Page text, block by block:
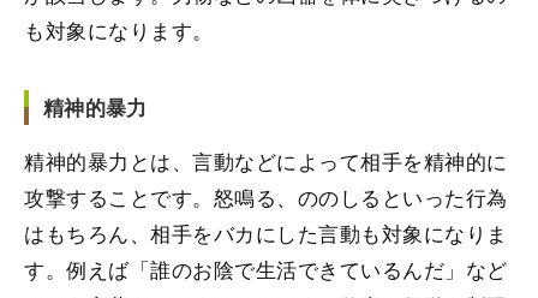
も対象になります。
精神的暴力
精神的暴力とは、言動などによって相手を精神的に
攻撃することです。怒鳴る、ののしるといった行為
はもちろん、相手をバカにした言動も対象になりま
す。例えば「誰のお陰で生活できているんだ」など